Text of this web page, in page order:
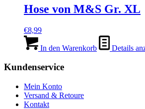
Hose von M&S Gr. XL
€8,99
In den Warenkorb Details
Kundenservice
Mein Konto
Versand & Retoure
Kontakt